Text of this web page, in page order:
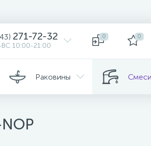
271-72-32
10:00-21:00
0 0
Раковины